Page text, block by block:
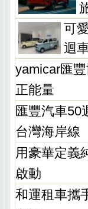
可
迴
yamicar匯
正能量
匯豐汽車
台灣海岸線
用豪華定義
啟動
和運租車攜